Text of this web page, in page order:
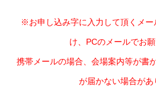
※お申し込み字に入力して頂くメ
け、PCのメールでお願
携帯メールの場合、会場案内等が書
が届かない場合があ